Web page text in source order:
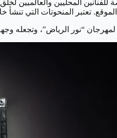
للفنانين المحليين
تعتبر المنحوتات التي
لمهرجان “نور الرياض”، وتجعله